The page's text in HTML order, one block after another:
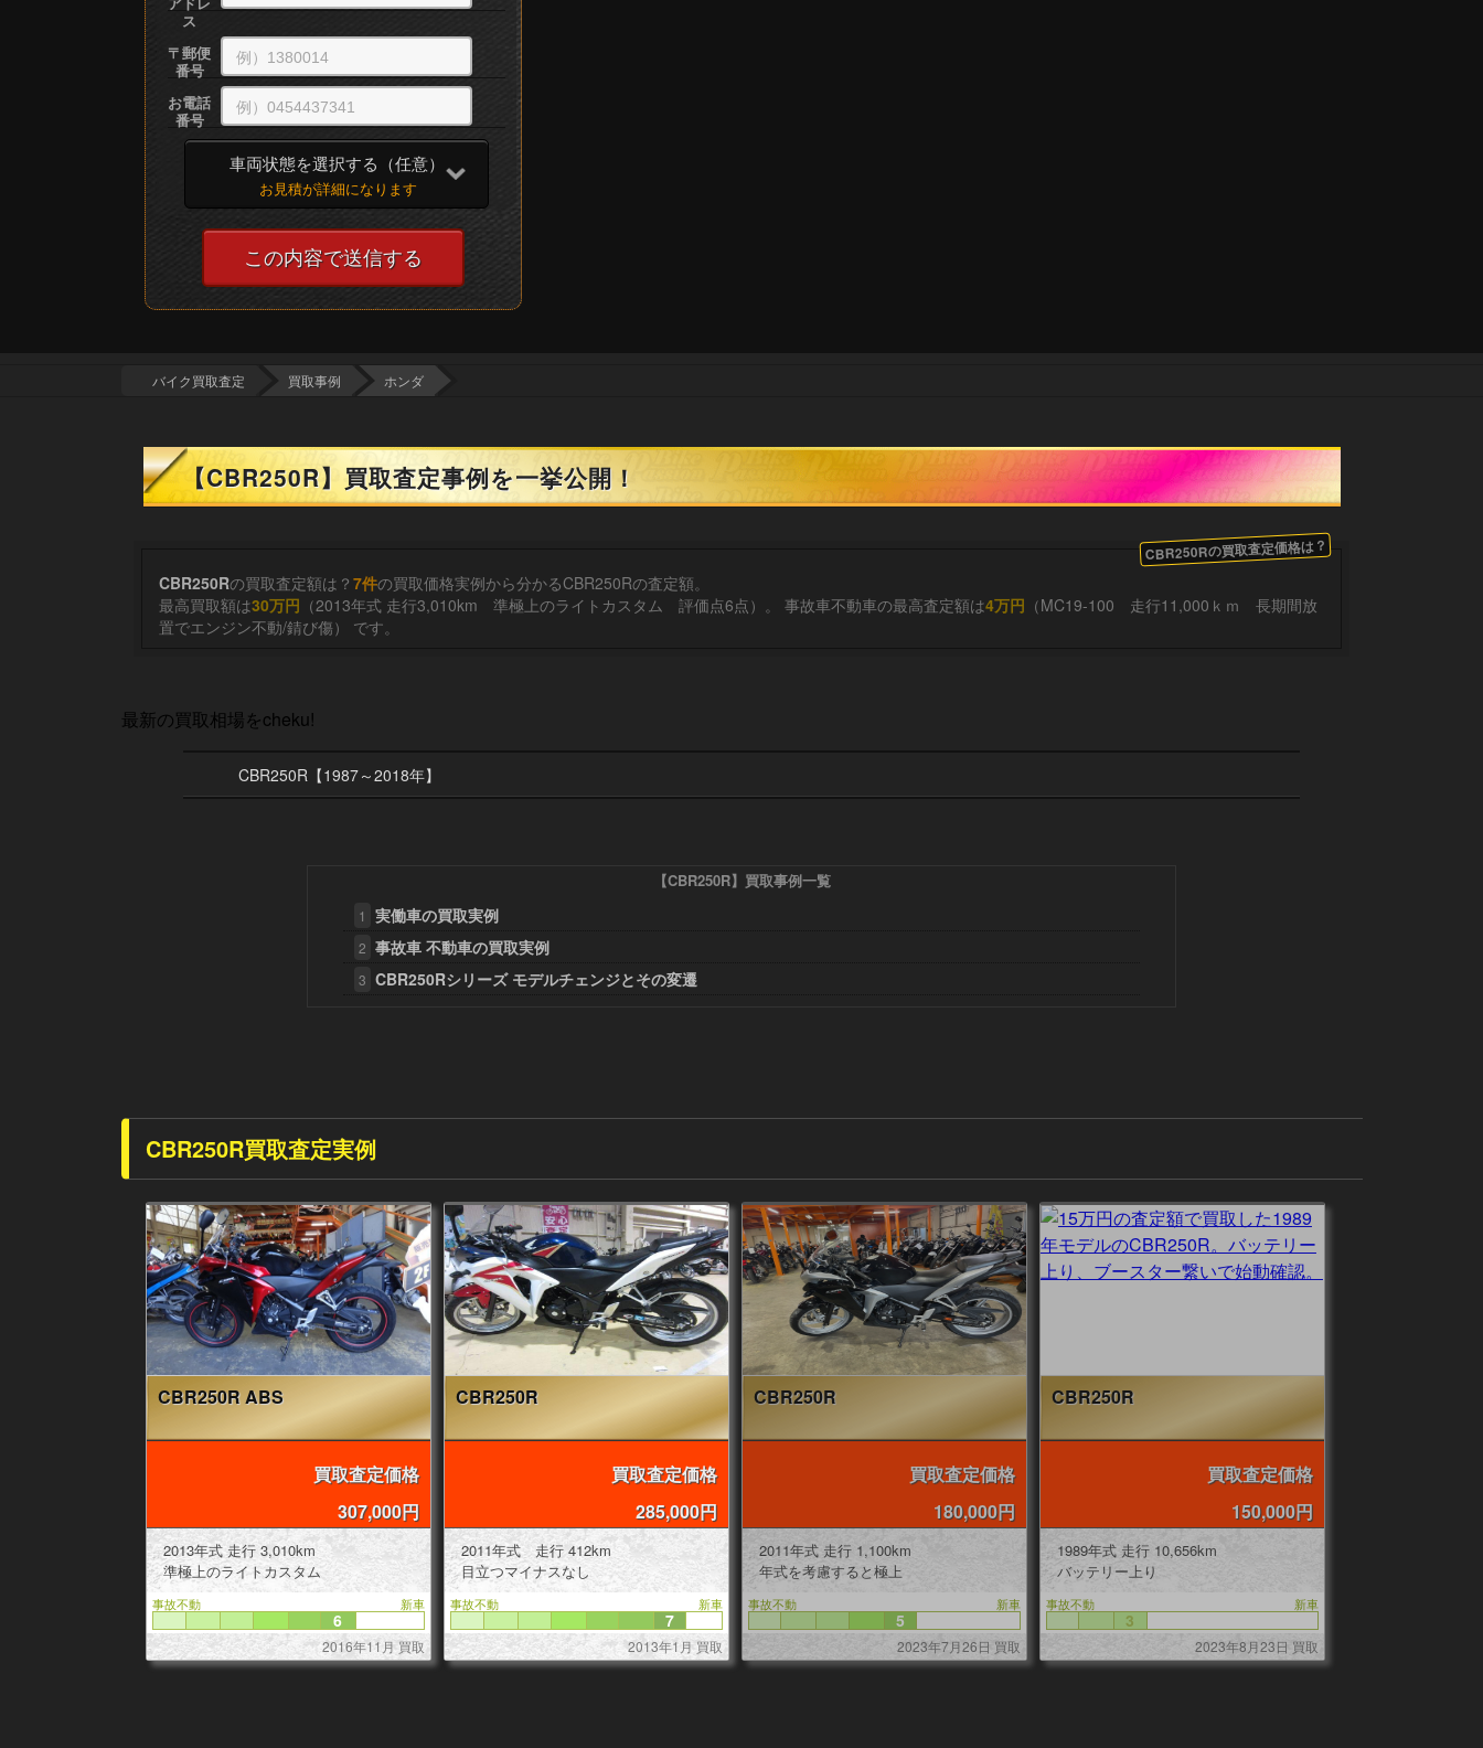
ス
〒郵便
番号
お電話
番号
車両状態を選択する （任意）
お見積が詳細になります
バイク買取査定 買取事例 ホンダ
【CBR250R】買取査定事例を一挙公開！
CBR250Rの買取査定価格は？
CBR250Rの買取査定額は？ 7件の買取価格実例から分かるCBR250Rの査定額。
最高買取額は30万円 （2013年式 走行3,010km 準極上のライトカスタム 評価点6点）。 事故車不動車の最高査定額は4万円 （MC19-100 走行11,000ｋｍ 長期間放
置でエンジン不動/錆び傷） です。
最新の買取相場をcheku!
CBR250R【1987～2018年】
【CBR250R】買取事例一覧
1 実働車の買取実例
2 事故車 不動車の買取実例
3 CBR250Rシリーズ モデルチェンジとその変遷
CBR250R買取査定実例
CBR250R ABS
買取査定価格
307,000円
2013年式 走行 3,010km
準極上のライトカスタム
事故不動 新車
6
2016年11月 買取
CBR250R
買取査定価格
285,000円
2011年式 走行 412km
目立つマイナスなし
事故不動 新車
7
2013年1月 買取
CBR250R
買取査定価格
180,000円
2011年式 走行 1,100km
年式を考慮すると極上
事故不動 新車
5
2023年7月26日 買取
CBR250R
買取査定価格
150,000円
1989年式 走行 10,656km
バッテリー上り
事故不動 新車
3
2023年8月23日 買取